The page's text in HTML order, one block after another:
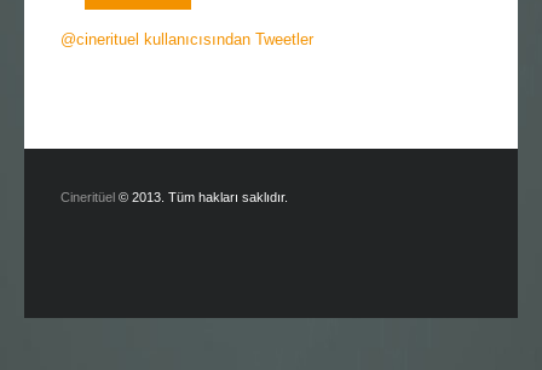
@cinerituel kullanıcısından Tweetler
Cineritüel © 2013. Tüm hakları saklıdır.